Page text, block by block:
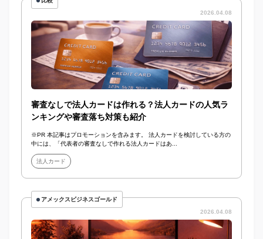
2026.04.08
審査なしで法人カードは作れる？法人カードの人気ラ
ンキングや審査落ち対策も紹介
※PR 本記事はプロモーションを含みます。 法人カードを検討している方の
中には、「代表者の審査なしで作れる法人カードはあ...
法人カード
アメックスビジネスゴールド
2026.04.08